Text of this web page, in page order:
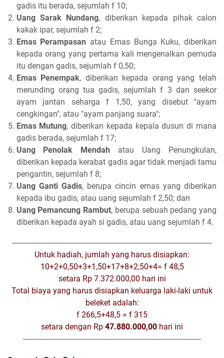
gadis itu berada, sejumlah f 10;
Uang Sarak Nundang, diberikan kepada pihak calon
kakak ipar, sejumlah f 2;
Emas Perampasan atau Emas Bunga Kuku, diberikan
kepada orang yang pertama kali mengenalkan pemuda
itu dengan gadis, sejumlah f 0,50;
Emas Penempak, diberikan kepada orang yang telah
merunding orang tua gadis, sejumlah f 3 dan seekor
ayam jantan seharga f 1,50, yang disebut "ayam
cengkingan", atau "ayam panjang suara";
Emas Mutung, diberikan kepada kepala dusun di mana
gadis berada, sejumlah f 17;
Uang Penolak Mendah atau Uang Penungkulan,
diberikan kepada kerabat gadis agar tidak menjadi tamu
pengantin, sejumlah f 8;
Uang Ganti Gadis, berupa cincin emas yang diberikan
kepada ibu gadis, atau uang sejumlah f 2,50; dan
Uang Pemancung Rambut, berupa sebuah pedang yang
diberikan kepada ayah si gadis, atau uang sejumlah f 4.
----------------------------------------------------------------------------------------------------
Untuk hadiah, jumlah yang harus disiapkan:
10+2+0,50+3+1,50+17+8+2,50+4= f 48,5
setara Rp 7.372.000,00 hari ini
Total biaya yang harus disiapkan keluarga laki-laki untuk
beleket adalah:
f 266,5+48,5 = f 315
setara dengan Rp 47.880.000,00 hari ini
-----------------------------------------------------------------------------------------